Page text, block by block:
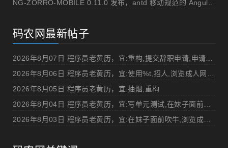
码农网最新帖子
2026年8月05日 程序员老黄历，宜:抽烟,重构